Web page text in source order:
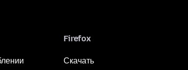
Firefox
Скачать